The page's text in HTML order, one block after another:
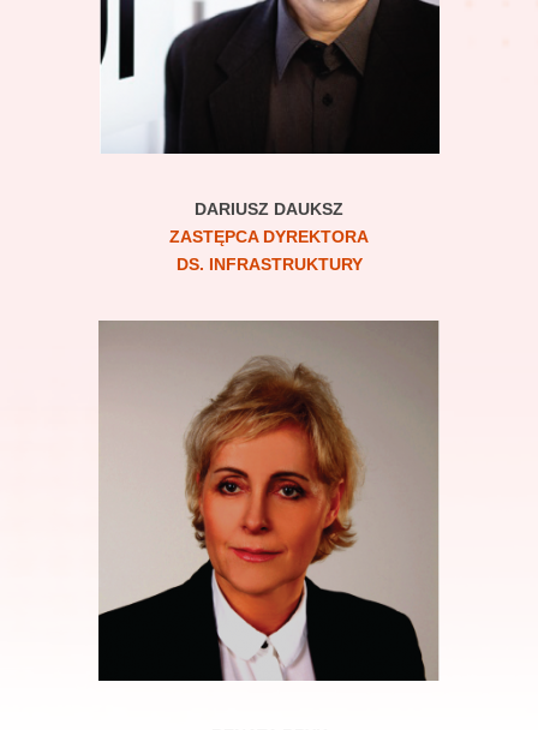
DARIUSZ DAUKSZ
ZASTĘPCA DYREKTORA
DS. INFRASTRUKTURY